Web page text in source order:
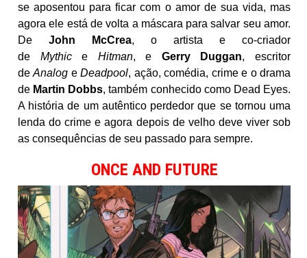
se aposentou para ficar com o amor de sua vida, mas
agora ele está de volta a máscara para salvar seu amor.
De John McCrea, o artista e co-criador
de Mythice Hitman, e Gerry Duggan, escritor
deAnalog eDeadpool, ação, comédia, crime e o drama
de Martin Dobbs, também conhecido como Dead Eyes.
A história de um autêntico perdedor que se tornou uma
lenda do crime e agora depois de velho deve viver sob
as consequências de seu passado para sempre.
ONCE AND FUTURE